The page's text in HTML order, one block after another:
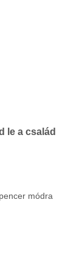
le a család